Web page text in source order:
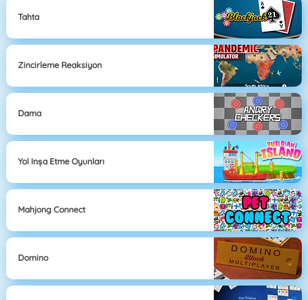
Tahta
Zincirleme Reaksiyon
Dama
Yol Inşa Etme Oyunları
Mahjong Connect
Domino